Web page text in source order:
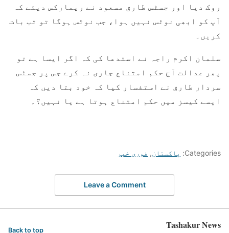
روک دیا اور جسٹس طارق مسعود نے ریمارکس دیئے کہ
آپ کو ابھی نوٹس نہیں ہوا، جب نوٹس ہوگا تو تب بات
کریں۔
سلمان اکرم راجہ نے استدعا کی کہ اگر ایسا ہے تو
پھر عدالت آج حکم امتناع جاری نہ کرے جس پر جسٹس
سردار طارق نے استفسار کیا کہ خود بتا دیں کہ
ایسے کیسز میں حکم امتناع ہوتا ہے یا نہیں؟۔
Categories: پاکستان, فوری خبر
Leave a Comment
Tashakur News
Back to top